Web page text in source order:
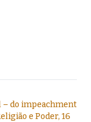
– do impeachment
e Poder, 16